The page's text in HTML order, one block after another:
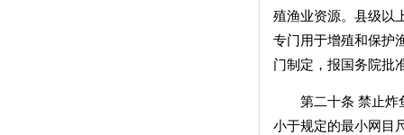
殖渔业资源。县级以
专门用于增殖和保护
门制定，报国务院批
第二十条 禁止炸鱼
小于规定的最小网目